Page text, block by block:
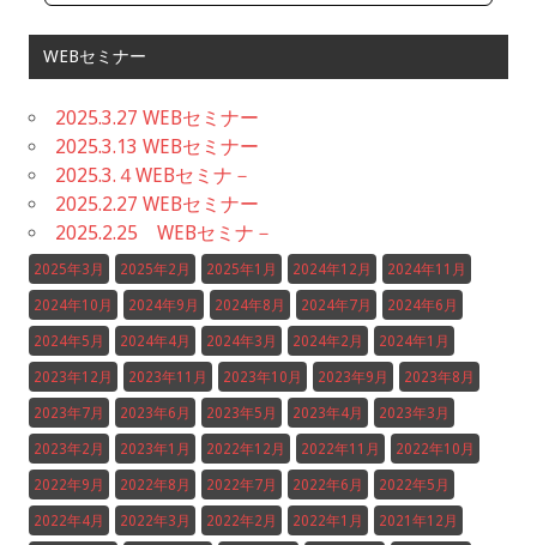
WEBセミナー
2025.3.27 WEBセミナー
2025.3.13 WEBセミナー
2025.3.４WEBセミナ－
2025.2.27 WEBセミナー
2025.2.25 WEBセミナ－
2025年3月 2025年2月 2025年1月 2024年12月 2024年11月
2024年10月 2024年9月 2024年8月 2024年7月 2024年6月
2024年5月 2024年4月 2024年3月 2024年2月 2024年1月
2023年12月 2023年11月 2023年10月 2023年9月 2023年8月
2023年7月 2023年6月 2023年5月 2023年4月 2023年3月
2023年2月 2023年1月 2022年12月 2022年11月 2022年10月
2022年9月 2022年8月 2022年7月 2022年6月 2022年5月
2022年4月 2022年3月 2022年2月 2022年1月 2021年12月